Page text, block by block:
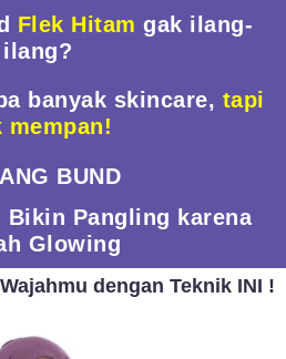
Flek Hitam gak ilang-
ilang?
banyak skincare, tapi
mempan!
BUND
Bikin Pangling karena
Glowing
dengan Teknik INI !